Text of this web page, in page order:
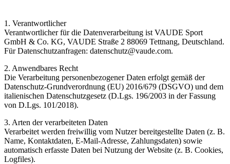
1. Verantwortlicher
Verantwortlicher für die Datenverarbeitung ist VAUDE Sport
GmbH & Co. KG, VAUDE Straße 2 88069 Tettnang, Deutschland.
Für Datenschutzanfragen: datenschutz@vaude.com.
2. Anwendbares Recht
Die Verarbeitung personenbezogener Daten erfolgt gemäß der
Datenschutz-Grundverordnung (EU) 2016/679 (DSGVO) und dem
italienischen Datenschutzgesetz (D.Lgs. 196/2003 in der Fassung
von D.Lgs. 101/2018).
3. Arten der verarbeiteten Daten
Verarbeitet werden freiwillig vom Nutzer bereitgestellte Daten (z. B.
Name, Kontaktdaten, E-Mail-Adresse, Zahlungsdaten) sowie
automatisch erfasste Daten bei Nutzung der Website (z. B. Cookies,
Logfiles).